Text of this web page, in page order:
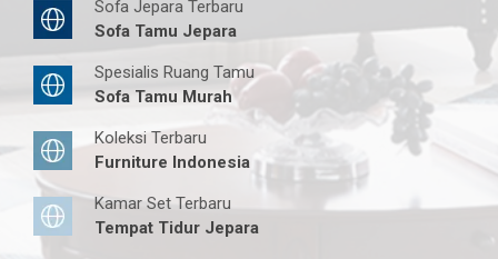
Sofa Jepara Terbaru
Sofa Tamu Jepara
Spesialis Ruang Tamu
Sofa Tamu Murah
Koleksi Terbaru
Furniture Indonesia
Kamar Set Terbaru
Tempat Tidur Jepara